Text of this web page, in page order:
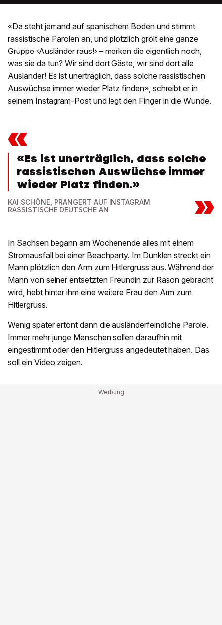
«Da steht jemand auf spanischem Boden und stimmt
rassistische Parolen an, und plötzlich grölt eine ganze
Gruppe ‹Ausländer raus!› – merken die eigentlich noch,
was sie da tun? Wir sind dort Gäste, wir sind dort alle
Ausländer! Es ist unerträglich, dass solche rassistischen
Auswüchse immer wieder Platz finden», schreibt er in
seinem Instagram-Post und legt den Finger in die Wunde.
«
«Es ist unerträglich, dass solche
rassistischen Auswüchse immer
wieder Platz finden.»
KAI SCHÖNE, PRANGERT AUF INSTAGRAM
RASSISTISCHE DEUTSCHE AN
»
In Sachsen begann am Wochenende alles mit einem
Stromausfall bei einer Beachparty. Im Dunklen streckt ein
Mann plötzlich den Arm zum Hitlergruss aus. Während der
Mann von seiner entsetzten Freundin zur Räson gebracht
wird, hebt hinter ihm eine weitere Frau den Arm zum
Hitlergruss.
Wenig später ertönt dann die ausländerfeindliche Parole.
Immer mehr junge Menschen sollen daraufhin mit
eingestimmt oder den Hitlergruss angedeutet haben. Das
soll ein Video zeigen.